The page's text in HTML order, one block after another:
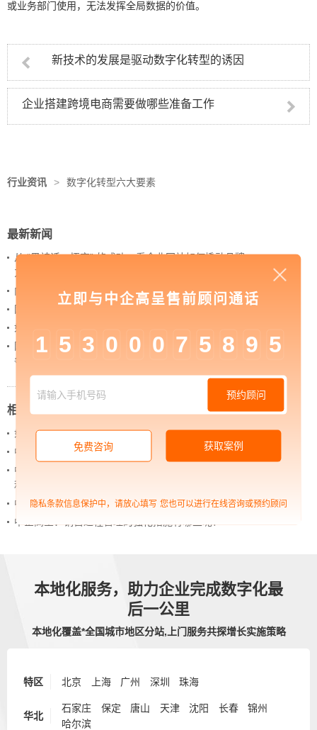
或业务部门使用，无法发挥全局数据的价值。
新技术的发展是驱动数字化转型的诱因
企业搭建跨境电商需要做哪些准备工作
行业资讯 > 数字化转型六大要素
最新新闻
从 “黑神话：悟空” 的成功，看企业网站如何撬动品牌
力量
内容管理：媒体资讯网站搭建的隐藏大BOSS
网站进化的终极形态，你了解吗？
如何借助设计服务打造超级品牌？
网站上线后，如何做好运营工作，让网站持续具备竞
争力？
相关新闻
如何通过内勤管理系统做好人力资源运营
中企高呈：新零售电商平开发有哪些方式？
中企高呈：会员管理系统给企业门店带来了哪些便
利？
中企高呈：如何完善网站设计布局
中企高呈：销售过程管理的强化措施有哪些呢？
本地化服务，助力企业完成数字化最
后一公里
本地化覆盖*全国城市地区分站,上门服务共探增长实施策略
特区 北京 上海 广州 深圳 珠海
华北
石家庄 保定 唐山 天津 沈阳 长春
锦州
哈尔滨
立即与中企高呈售前顾问通话
1 5 3 0 0 0 7 5 8 9 5
预约顾问
免费咨询 获取案例
隐私条款信息保护中，请放心填写 您也可以进行在线咨询或预约顾问